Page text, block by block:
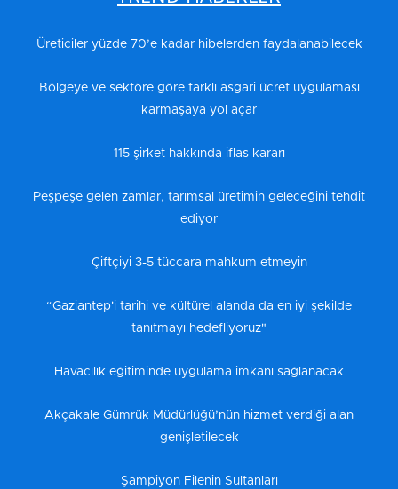
Üreticiler yüzde 70’e kadar hibelerden faydalanabilecek
Bölgeye ve sektöre göre farklı asgari ücret uygulaması
karmaşaya yol açar
115 şirket hakkında iflas kararı
Peşpeşe gelen zamlar, tarımsal üretimin geleceğini tehdit
ediyor
Çiftçiyi 3-5 tüccara mahkum etmeyin
“Gaziantep'i tarihi ve kültürel alanda da en iyi şekilde
tanıtmayı hedefliyoruz"
Havacılık eğitiminde uygulama imkanı sağlanacak
Akçakale Gümrük Müdürlüğü’nün hizmet verdiği alan
genişletilecek
Şampiyon Filenin Sultanları